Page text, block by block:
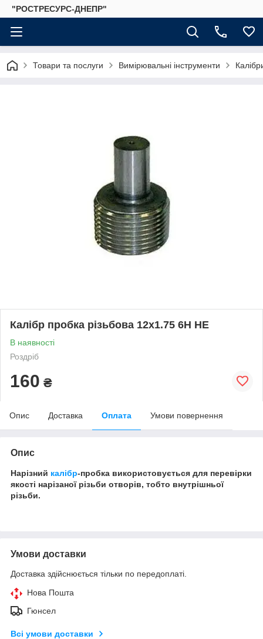
"РОСТРЕСУРС-ДНЕПР"
Товари та послуги Вимірювальні інструменти
Калібр пробка різьбова 12х1.75 6Н НЕ
В наявності
Роздріб
160 ₴
Опис Доставка Оплата Умови повернення
Опис
Нарізний калібр-пробка використовується для перевірки
якості нарізаної різьби отворів, тобто внутрішньої
різьби.
Умови доставки
Доставка здійснюється тільки по передоплаті.
Нова Пошта
Гюнсел
Всі умови доставки